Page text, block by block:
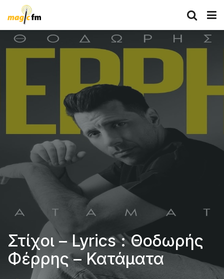
Στίχοι – Lyrics : Θοδωρής
Φέρρης – Κατάματα